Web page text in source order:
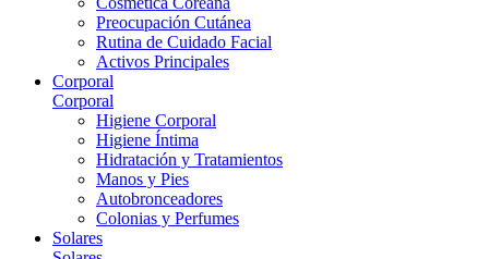
Preocupación Cutánea
Rutina de Cuidado Facial
Activos Principales
Corporal
Corporal
Higiene Corporal
Higiene Íntima
Hidratación y Tratamientos
Manos y Pies
Autobronceadores
Colonias y Perfumes
Solares